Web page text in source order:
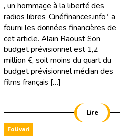
, un hommage à la liberté des
radios libres. Cinéfinances.info* a
fourni les données financières de
cet article. Alain Raoust Son
budget prévisionnel est 1,2
million €, soit moins du quart du
budget prévisionnel médian des
films français […]
Folivari
Lire